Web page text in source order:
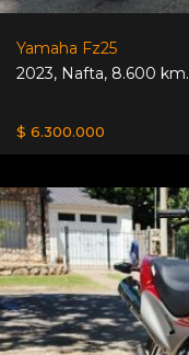
Yamaha Fz25
2023, Nafta, 8.600 km.
$ 6.300.000